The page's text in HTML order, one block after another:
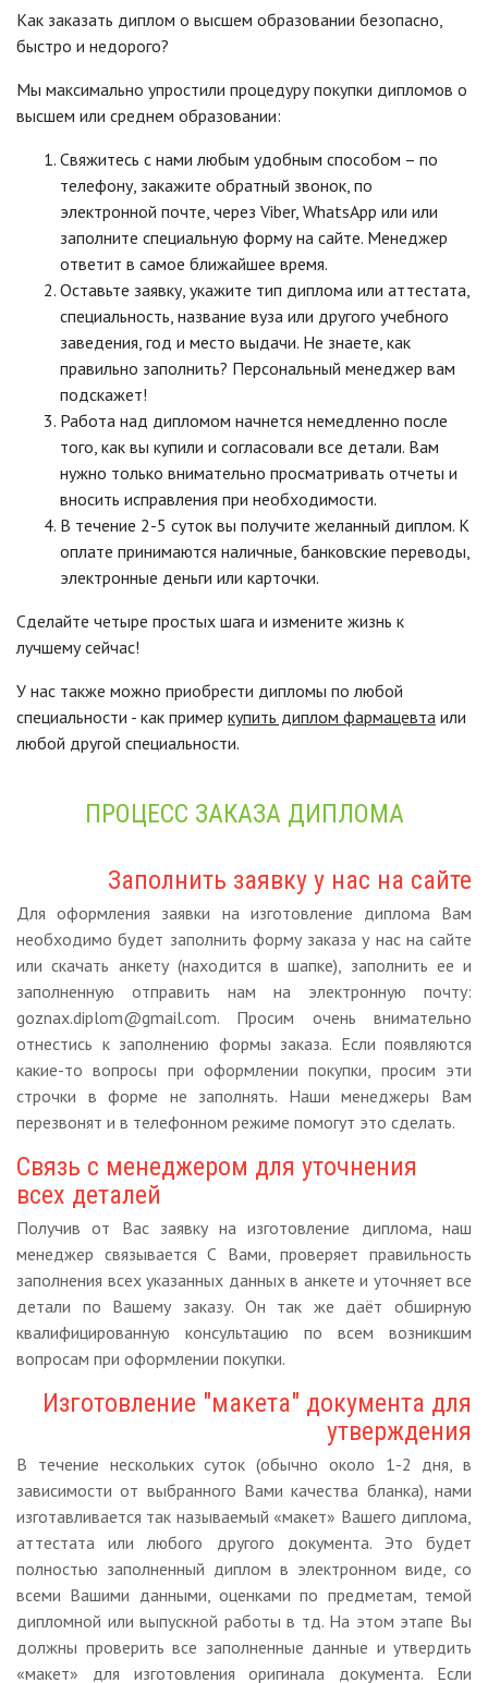
Как заказать диплом о высшем образовании безопасно,
быстро и недорого?
Мы максимально упростили процедуру покупки дипломов о
высшем или среднем образовании:
Свяжитесь с нами любым удобным способом – по
телефону, закажите обратный звонок, по
электронной почте, через Viber, WhatsApp или или
заполните специальную форму на сайте. Менеджер
ответит в самое ближайшее время.
Оставьте заявку, укажите тип диплома или аттестата,
специальность, название вуза или другого учебного
заведения, год и место выдачи. Не знаете, как
правильно заполнить? Персональный менеджер вам
подскажет!
Работа над дипломом начнется немедленно после
того, как вы купили и согласовали все детали. Вам
нужно только внимательно просматривать отчеты и
вносить исправления при необходимости.
В течение 2-5 суток вы получите желанный диплом. К
оплате принимаются наличные, банковские переводы,
электронные деньги или карточки.
Сделайте четыре простых шага и измените жизнь к
лучшему сейчас!
У нас также можно приобрести дипломы по любой
специальности - как пример купить диплом фармацевта или
любой другой специальности.
ПРОЦЕСС ЗАКАЗА ДИПЛОМА
Заполнить заявку у нас на сайте
Для оформления заявки на изготовление диплома Вам
необходимо будет заполнить форму заказа у нас на сайте
или скачать анкету (находится в шапке), заполнить ее и
заполненную отправить нам на электронную почту:
goznax.diplom@gmail.com. Просим очень внимательно
отнестись к заполнению формы заказа. Если появляются
какие-то вопросы при оформлении покупки, просим эти
строчки в форме не заполнять. Наши менеджеры Вам
перезвонят и в телефонном режиме помогут это сделать.
Связь с менеджером для уточнения
всех деталей
Получив от Вас заявку на изготовление диплома, наш
менеджер связывается С Вами, проверяет правильность
заполнения всех указанных данных в анкете и уточняет все
детали по Вашему заказу. Он так же даёт обширную
квалифицированную консультацию по всем возникшим
вопросам при оформлении покупки.
Изготовление "макета" документа для
утверждения
В течение нескольких суток (обычно около 1-2 дня, в
зависимости от выбранного Вами качества бланка), нами
изготавливается так называемый «макет» Вашего диплома,
аттестата или любого другого документа. Это будет
полностью заполненный диплом в электронном виде, со
всеми Вашими данными, оценками по предметам, темой
дипломной или выпускной работы в тд. На этом этапе Вы
должны проверить все заполненные данные и утвердить
«макет» для изготовления оригинала документа. Если